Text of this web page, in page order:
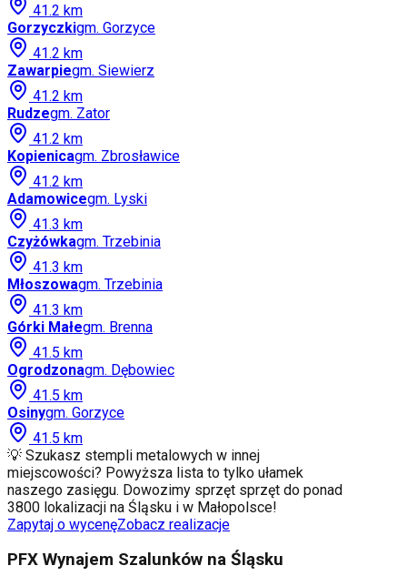
41.2 km
Gorzyczkigm. Gorzyce
41.2 km
Zawarpiegm. Siewierz
41.2 km
Rudzegm. Zator
41.2 km
Kopienicagm. Zbrosławice
41.2 km
Adamowicegm. Lyski
41.3 km
Czyżówkagm. Trzebinia
41.3 km
Młoszowagm. Trzebinia
41.3 km
Górki Małegm. Brenna
41.5 km
Ogrodzonagm. Dębowiec
41.5 km
Osinygm. Gorzyce
41.5 km
💡 Szukasz stempli metalowych w innej
miejscowości? Powyższa lista to tylko ułamek
naszego zasięgu. Dowozimy sprzęt sprzęt do ponad
3800 lokalizacji na Śląsku i w Małopolsce!
Zapytaj o wycenęZobacz realizacje
PFX Wynajem Szalunków na Śląsku